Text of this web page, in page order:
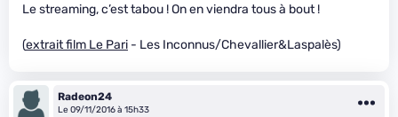
Le streaming, c’est tabou ! On en viendra tous à bout !
(extrait film Le Pari - Les Inconnus/Chevallier&Laspalès)
Radeon24
Le 09/11/2016 à 15h33